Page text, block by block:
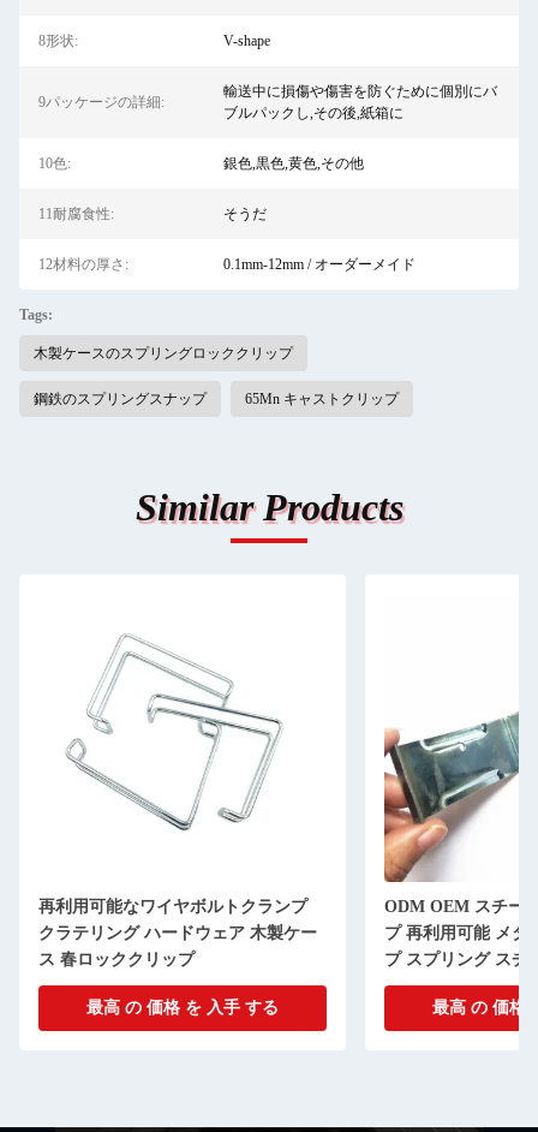
8形状: V-shape
9パッケージの詳細:
輸送中に損傷や傷害を防ぐために個別にバ
ブルパックし,その後,紙箱に
10色: 銀色,黒色,黄色,その他
11耐腐食性: そうだ
12材料の厚さ: 0.1mm-12mm / オーダーメイド
Tags:
木製ケースのスプリングロッククリップ
鋼鉄のスプリングスナップ 65Mn キャストクリップ
Similar Products
再利用可能なワイヤボルトクランプ
クラテリング ハードウェア 木製ケー
ス 春ロッククリップ
最高 の 価格 を 入手 する
ODM OEM スチー
プ 再利用可能 メタ
プ スプリング スチ
ス クリップ
最高 の 価格